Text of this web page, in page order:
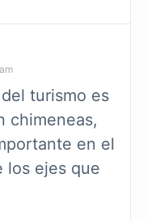
turismo es
chimeneas,
en el
los ejes que